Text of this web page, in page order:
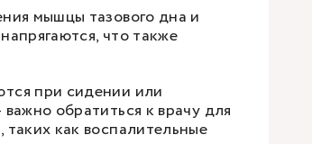
мышцы тазового дна и
что также
при сидении или
обратиться к врачу для
как воспалительные